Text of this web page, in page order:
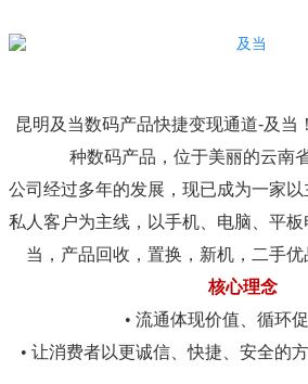
昆明及当数码产品快捷变现通道-及当
种数码产品，位于美丽的云南
公司经过多年的发展，现已成为一家
私人客户为主线，以手机、电脑、平
当，产品回收，置换，新机，二手
核心理念
• 流通体现价值、循环
• 让消费者以更诚信、快捷、安全的